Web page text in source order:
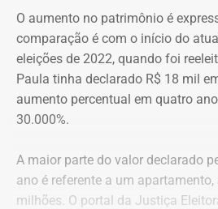
público, à vida acadêmica e ao
negócios, com importantes
Rio de Janeiro e para o país. Sua
compromisso com a modernização
simplificação de processos e a
desenvolvimento econômico. Neste
exemplo de competência e
a nota.
O aumento no patrimônio é
comparação é com o início do
eleições de 2022, quando foi
Paula tinha declarado R$ 18 mil
aumento percentual em quatro
30.000%.
A maior parte do valor declarado
ano é referente a um
milhões. O portal da Justiça